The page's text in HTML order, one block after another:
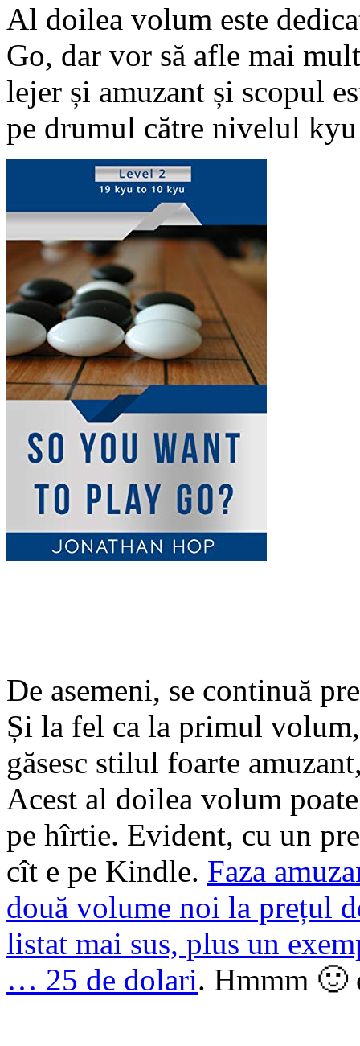
Al doilea volum este
Go, dar vor să afle mai
lejer și amuzant și scopul
pe drumul către nivelul kyu
De asemeni, se continuă
Și la fel ca la primul
găsesc stilul foarte
Acest al doilea volum
pe hîrtie. Evident, cu un
cît e pe Kindle. Faza
două volume noi la prețul
listat mai sus, plus un
… 25 de dolari. Hmmm 🙂